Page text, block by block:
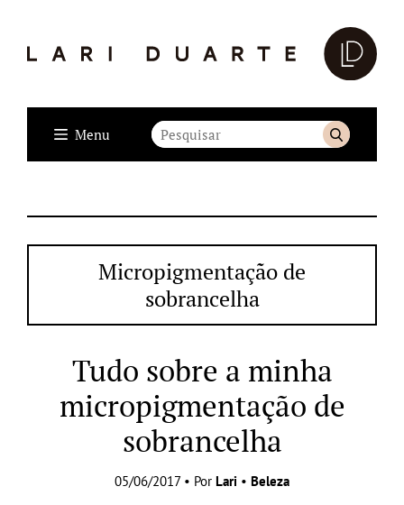
Menu
Micropigmentação de
sobrancelha
Tudo sobre a minha
micropigmentação de
sobrancelha
05/06/2017 • Por Lari • Beleza